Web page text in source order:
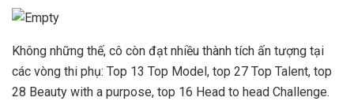
Không những thế, cô còn đạt nhiều thành tích ấn tượng tại
các vòng thi phụ: Top 13 Top Model, top 27 Top Talent, top
28 Beauty with a purpose, top 16 Head to head Challenge.